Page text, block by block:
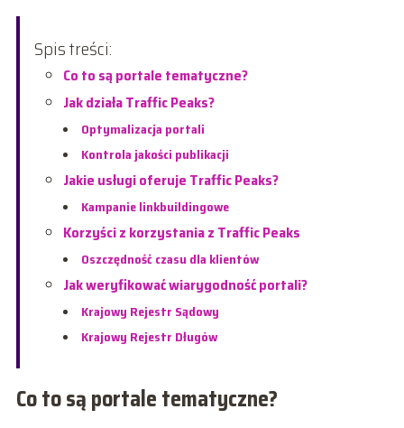
Spis treści:
Co to są portale tematyczne?
Jak działa Traffic Peaks?
Optymalizacja portali
Kontrola jakości publikacji
Jakie usługi oferuje Traffic Peaks?
Kampanie linkbuildingowe
Korzyści z korzystania z Traffic Peaks
Oszczędność czasu dla klientów
Jak weryfikować wiarygodność portali?
Krajowy Rejestr Sądowy
Krajowy Rejestr Długów
Co to są portale tematyczne?